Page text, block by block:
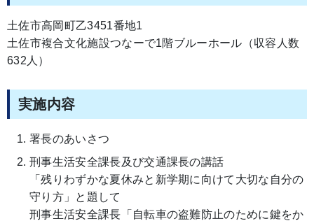
土佐市高岡町乙3451番地1
土佐市複合文化施設つなーで1階ブルーホール（収容人数
632人）
実施内容
署長のあいさつ
刑事生活安全課長及び交通課長の講話
「残りわずかな夏休みと新学期に向けて大切な自分の
守り方」と題して
刑事生活安全課長「自転車の盗難防止のために鍵をか